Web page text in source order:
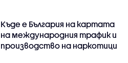
Къде е България на картата
на международния трафик и
производство на наркотици